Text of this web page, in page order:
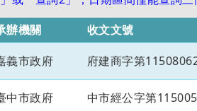
辦機關 收文文號
義市政府 府建商字第
中市政府 中市經公字第